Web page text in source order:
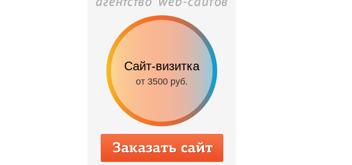
Сайт-визитка
от 3500 руб.